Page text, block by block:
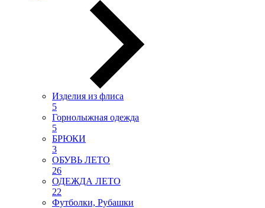
Изделия из флиса
5
Горнолыжная одежда
5
БРЮКИ
3
ОБУВЬ ЛЕТО
26
ОДЕЖДА ЛЕТО
22
Футболки, Рубашки